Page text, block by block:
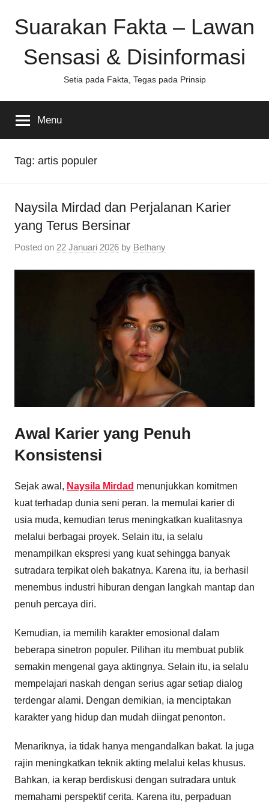
Suarakan Fakta – Lawan
Sensasi & Disinformasi
Setia pada Fakta, Tegas pada Prinsip
Menu
Tag: artis populer
Naysila Mirdad dan Perjalanan Karier
yang Terus Bersinar
Posted on 22 Januari 2026 by Bethany
Awal Karier yang Penuh
Konsistensi
Sejak awal, Naysila Mirdad menunjukkan komitmen
kuat terhadap dunia seni peran. Ia memulai karier di
usia muda, kemudian terus meningkatkan kualitasnya
melalui berbagai proyek. Selain itu, ia selalu
menampilkan ekspresi yang kuat sehingga banyak
sutradara terpikat oleh bakatnya. Karena itu, ia berhasil
menembus industri hiburan dengan langkah mantap dan
penuh percaya diri.
Kemudian, ia memilih karakter emosional dalam
beberapa sinetron populer. Pilihan itu membuat publik
semakin mengenal gaya aktingnya. Selain itu, ia selalu
mempelajari naskah dengan serius agar setiap dialog
terdengar alami. Dengan demikian, ia menciptakan
karakter yang hidup dan mudah diingat penonton.
Menariknya, ia tidak hanya mengandalkan bakat. Ia juga
rajin meningkatkan teknik akting melalui kelas khusus.
Bahkan, ia kerap berdiskusi dengan sutradara untuk
memahami perspektif cerita. Karena itu, perpaduan